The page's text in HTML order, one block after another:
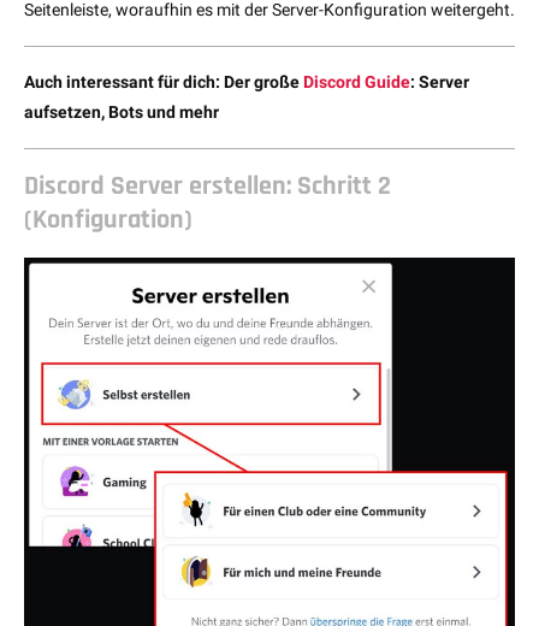
Seitenleiste, woraufhin es mit der Server-Konfiguration weitergeht.
Auch interessant für dich: Der großeDiscord Guide: Server
aufsetzen, Bots und mehr
Discord Server erstellen: Schritt 2
(Konfiguration)